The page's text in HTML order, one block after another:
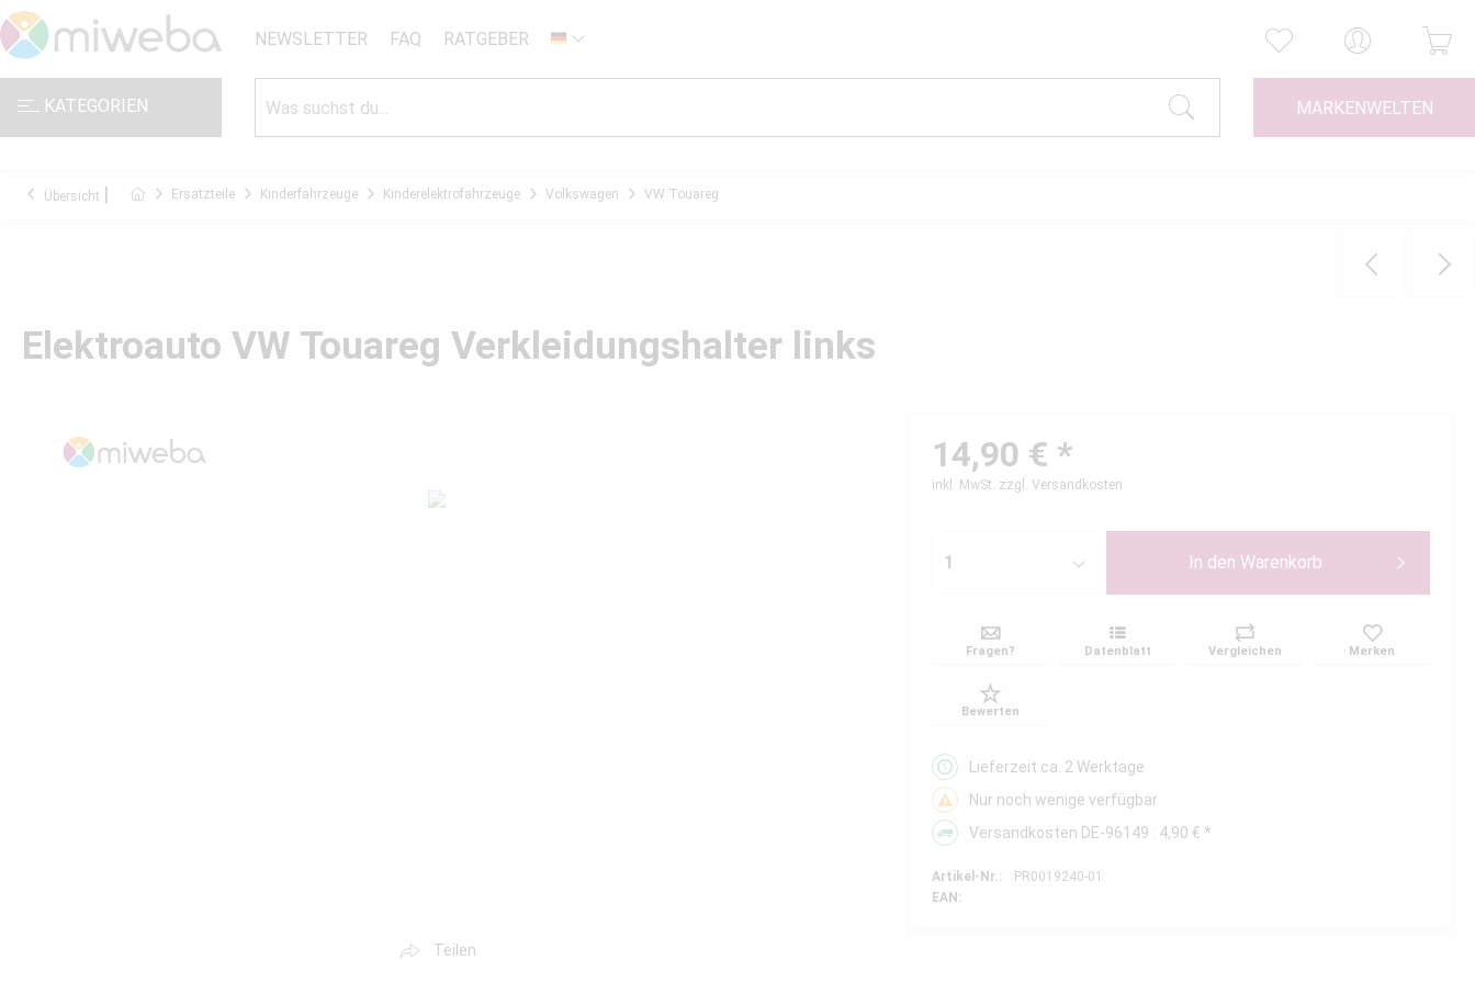
NEWSLETTER FAQ RATGEBER DE
KATEGORIEN MARKENWELTEN
Übersicht Ersatzteile Kinderfahrzeuge Kinderelektrofahrzeuge Volkswagen VW Touareg
Elektroauto VW Touareg Verkleidungshalter links
Teilen
14,90 € *
inkl. MwSt. zzgl. Versandkosten
In den Warenkorb
Fragen? Datenblatt Vergleichen Merken
Bewerten
Lieferzeit ca. 2 Werktage
Nur noch wenige verfügbar
Versandkosten DE-96149 : 4,90 € *
Artikel-Nr.:
PR0019240-01
EAN: